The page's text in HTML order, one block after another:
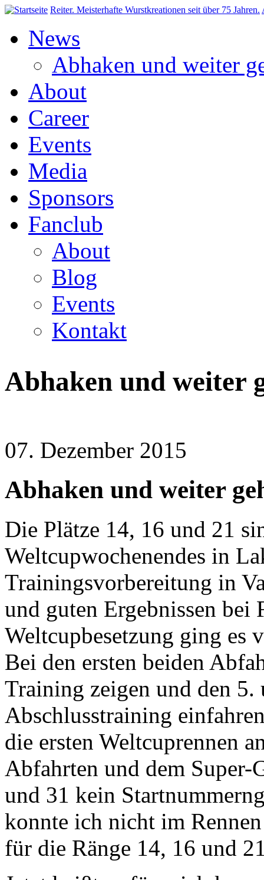
Direkt zum InhaltReiter. Meisterhafte Wurstkreationen seit über 75 Jahren.
News
Abhaken und weiter
About
Career
Events
Media
Sponsors
Fanclub
About
Blog
Events
Kontakt
Abhaken und weiter
07. Dezember 2015
Abhaken und weiter
Die Plätze 14, 16 und 21
Weltcupwochenendes in
Trainingsvorbereitung in
und guten Ergebnissen
Weltcupbesetzung ging
Bei den ersten beiden
Training zeigen und den 5.
Abschlusstraining
die ersten Weltcuprennen
Abfahrten und dem Super-
und 31 kein
konnte ich nicht im
für die Ränge 14, 16 und